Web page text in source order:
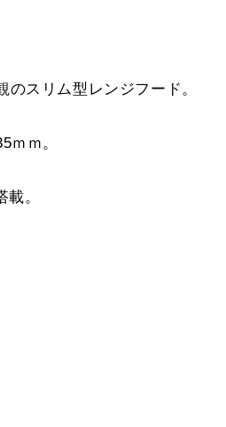
¥9,570（税抜価格 ￥
¥5,390（税抜価格 ￥
スリム型レンジフード。
ｍｍ。
。